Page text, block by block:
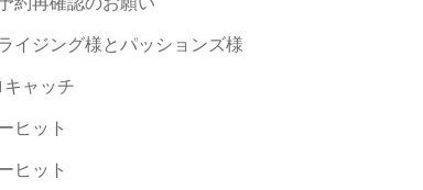
イジング様とパッションズ様
ャッチ
ヒット
ヒット